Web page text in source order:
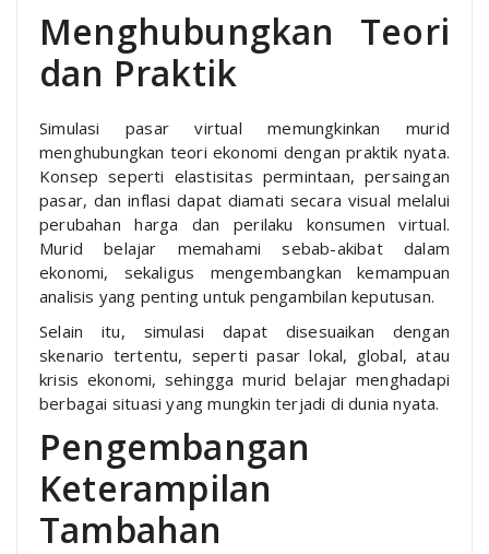
Menghubungkan Teori
dan Praktik
Simulasi pasar virtual memungkinkan murid
menghubungkan teori ekonomi dengan praktik nyata.
Konsep seperti elastisitas permintaan, persaingan
pasar, dan inflasi dapat diamati secara visual melalui
perubahan harga dan perilaku konsumen virtual.
Murid belajar memahami sebab-akibat dalam
ekonomi, sekaligus mengembangkan kemampuan
analisis yang penting untuk pengambilan keputusan.
Selain itu, simulasi dapat disesuaikan dengan
skenario tertentu, seperti pasar lokal, global, atau
krisis ekonomi, sehingga murid belajar menghadapi
berbagai situasi yang mungkin terjadi di dunia nyata.
Pengembangan
Keterampilan
Tambahan